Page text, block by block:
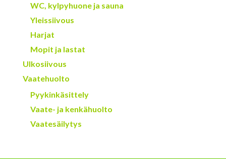
WC, kylpyhuone ja sauna
Yleissiivous
Harjat
Mopit ja lastat
Ulkosiivous
Vaatehuolto
Pyykinkäsittely
Vaate- ja kenkähuolto
Vaatesäilytys